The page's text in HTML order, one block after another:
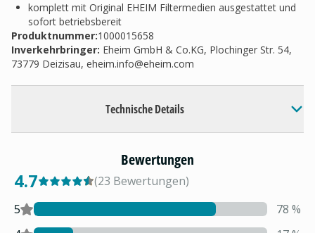
komplett mit Original EHEIM Filtermedien ausgestattet und
sofort betriebsbereit
Produktnummer:1000015658
Inverkehrbringer: Eheim GmbH & Co.KG, Plochinger Str. 54,
73779 Deizisau, eheim.info@eheim.com
Technische Details
Bewertungen
4.7 (23 Bewertungen)
5
78 %